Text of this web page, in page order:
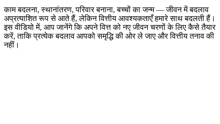
काम बदलना, स्थानांतरण, परिवार बनाना, बच्चों का जन्म — जीवन में बदलाव
अप्रत्याशित रूप से आते हैं, लेकिन वित्तीय आवश्यकताएँ हमारे साथ बदलती हैं।
इस वीडियो में, आप जानेंगे कि अपने वित्त को नए जीवन चरणों के लिए कैसे तैयार
करें, ताकि प्रत्येक बदलाव आपको समृद्धि की ओर ले जाए और वित्तीय तनाव की
नहीं।